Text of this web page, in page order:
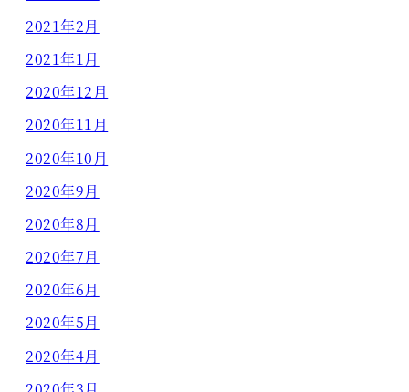
2021年2月
2021年1月
2020年12月
2020年11月
2020年10月
2020年9月
2020年8月
2020年7月
2020年6月
2020年5月
2020年4月